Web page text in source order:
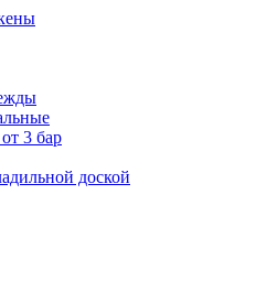
3 бар
доской